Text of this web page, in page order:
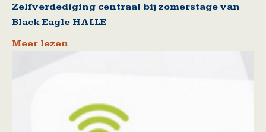
Zelfverdediging centraal bij zomerstage van
Black Eagle HALLE
Meer lezen